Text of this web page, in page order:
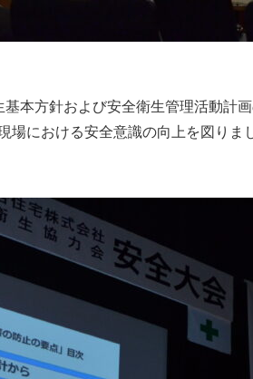
本方針および安全衛生管理活動計
場における安全意識の向上を図りま